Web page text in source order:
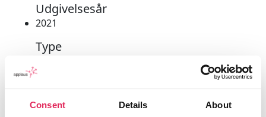
Consent Details About
Udgivelsesår
2021
Type
Nordisk Ministerråd